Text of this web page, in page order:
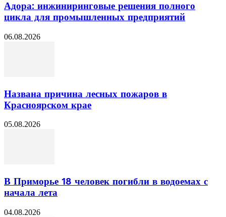
Адора: инжиниринговые решения полного
цикла для промышленных предприятий
06.08.2026
Названа причина лесных пожаров в
Красноярском крае
05.08.2026
В Приморье 18 человек погибли в водоемах с
начала лета
04.08.2026